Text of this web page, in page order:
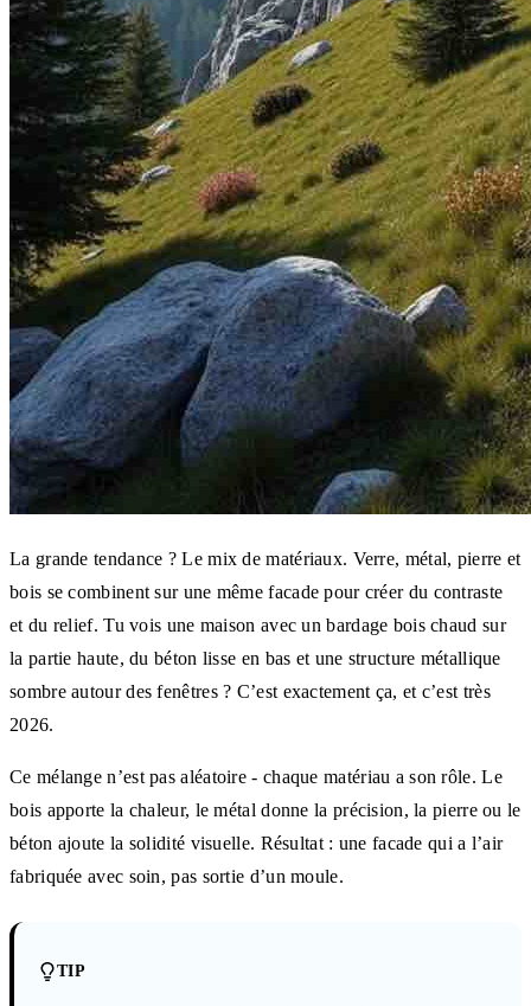
La grande tendance ? Le mix de matériaux. Verre, métal, pierre et
bois se combinent sur une même facade pour créer du contraste
et du relief. Tu vois une maison avec un bardage bois chaud sur
la partie haute, du béton lisse en bas et une structure métallique
sombre autour des fenêtres ? C’est exactement ça, et c’est très
2026.
Ce mélange n’est pas aléatoire - chaque matériau a son rôle. Le
bois apporte la chaleur, le métal donne la précision, la pierre ou le
béton ajoute la solidité visuelle. Résultat : une facade qui a l’air
fabriquée avec soin, pas sortie d’un moule.
TIP